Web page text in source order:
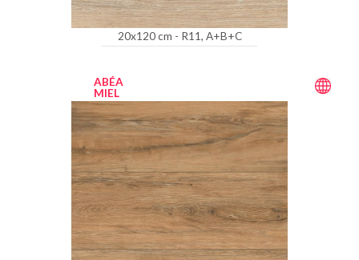
20x120 cm - R11, A+B+C
ABÉA
MIEL